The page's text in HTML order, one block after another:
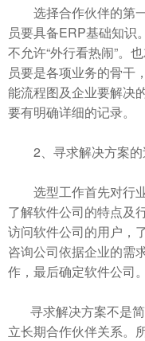
选择合作伙伴的第一
员要具备ERP基础知识
不允许“外行看热闹”。
员要是各项业务的骨干
能流程图及企业要解决
要有明确详细的记录。
2、寻求解决方案的
选型工作首先对行业
了解软件公司的特点及
访问软件公司的用户，
咨询公司依据企业的需
作，最后确定软件公司。
寻求解决方案不是简
立长期合作伙伴关系。